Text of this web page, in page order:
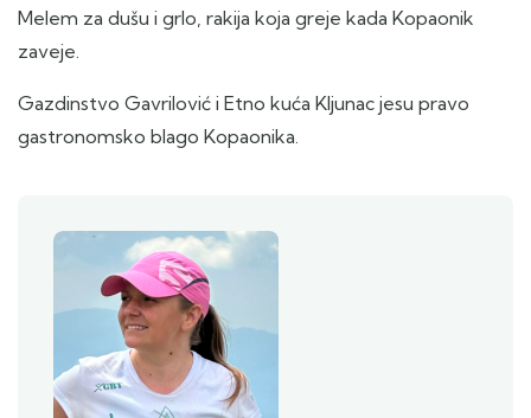
Melem za dušu i grlo, rakija koja greje kada Kopaonik
zaveje.
Gazdinstvo Gavrilović i Etno kuća Kljunac jesu pravo
gastronomsko blago Kopaonika.